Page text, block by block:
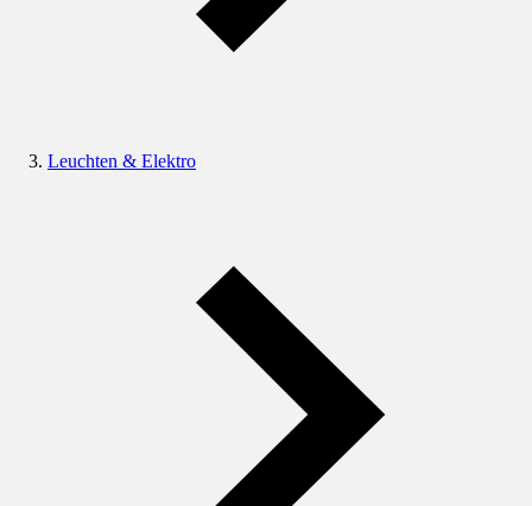
Leuchten & Elektro